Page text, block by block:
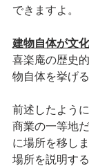
できますよ。
建物自体が文
喜楽庵の歴史
物自体を挙げ
前述したよう
商業の一等地
に場所を移し
場所を説明す